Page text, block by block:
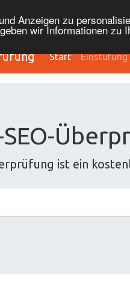
Anzeigen zu
wir Informationen
Start Einstufung
ist ein